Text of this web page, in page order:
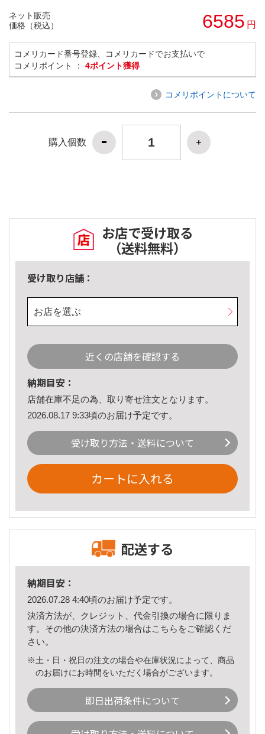
ネット販売
価格（税込）
6585 円
コメリカード番号登録、コメリカードでお支払いで
コメリポイント ： 4ポイント獲得
コメリポイントについて
購入個数
お店で受け取る
（送料無料）
受け取り店舗：
お店を選ぶ
近くの店舗を確認する
納期目安：
店舗在庫不足の為、取り寄せ注文となります。
2026.08.17 9:33頃のお届け予定です。
受け取り方法・送料について
カートに入れる
配送する
納期目安：
2026.07.28 4:40頃のお届け予定です。
決済方法が、クレジット、代金引換の場合に限りま
す。その他の決済方法の場合はこちら をご確認くだ
さい。
※土・日・祝日の注文の場合や在庫状況によって、商品
のお届けにお時間をいただく場合がございます。
即日出荷条件について